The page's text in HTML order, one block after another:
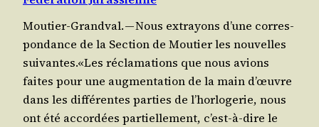
Mou­tier-Grand­val. — Nous extra­yons d’une cor­res­
pon­dance de la Sec­tion de Mou­tier les nou­velles
suivantes.«Les récla­ma­tions que nous avions
faites pour une aug­men­ta­tion de la main d’œuvre
dans les dif­fé­rentes par­ties de l’hor­lo­ge­rie, nous
ont été accor­dées par­tiel­le­ment, c’est-à-dire le